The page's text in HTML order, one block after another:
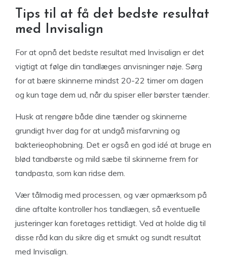
Tips til at få det bedste resultat
med Invisalign
For at opnå det bedste resultat med Invisalign er det
vigtigt at følge din tandlæges anvisninger nøje. Sørg
for at bære skinnerne mindst 20-22 timer om dagen
og kun tage dem ud, når du spiser eller børster tænder.
Husk at rengøre både dine tænder og skinnerne
grundigt hver dag for at undgå misfarvning og
bakterieophobning. Det er også en god idé at bruge en
blød tandbørste og mild sæbe til skinnerne frem for
tandpasta, som kan ridse dem.
Vær tålmodig med processen, og vær opmærksom på
dine aftalte kontroller hos tandlægen, så eventuelle
justeringer kan foretages rettidigt. Ved at holde dig til
disse råd kan du sikre dig et smukt og sundt resultat
med Invisalign.